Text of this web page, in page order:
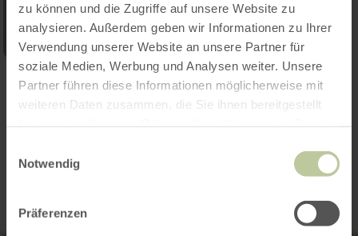
zu können und die Zugriffe auf unsere Website zu
analysieren. Außerdem geben wir Informationen zu Ihrer
Verwendung unserer Website an unsere Partner für
soziale Medien, Werbung und Analysen weiter. Unsere
Partner führen diese Informationen möglicherweise mit
weiteren Daten zusammen, die Sie ihnen bereitgestellt
Notwendig
Präferenzen
Galerij openen
Contact